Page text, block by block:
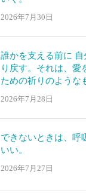
2026年7月30日
誰かを支える前に
り戻す。それは、愛
ための祈りのような
2026年7月28日
できないときは、呼
いい。
2026年7月27日